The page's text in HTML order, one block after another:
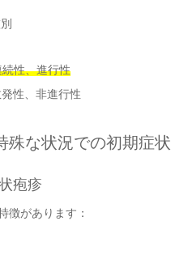
続性、進行性
性、非進行性
殊な状況での初期症状
疱疹
徴があります：